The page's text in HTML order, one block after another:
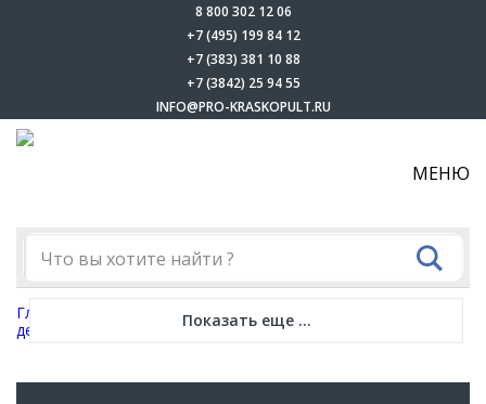
8 800 302 12 06
+7 (495) 199 84 12
+7 (383) 381 10 88
+7 (3842) 25 94 55
INFO@PRO-KRASKOPULT.RU
МЕНЮ
Показать еще ...
Главная Запчасти-Для разметочных машин и
демаркировщиков
Запасные части к HYVST SPLM 2000